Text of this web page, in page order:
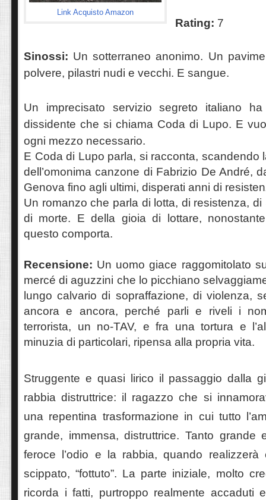
Link Acquisto Amazon
Rating: 7
Sinossi: Un sotterraneo anonimo. Un
polvere, pilastri nudi e vecchi. E sangue.
Un imprecisato servizio segreto italiano
dissidente che si chiama Coda di Lupo. E
ogni mezzo necessario.
E Coda di Lupo parla, si racconta, scandendo
dell’omonima canzone di Fabrizio De André,
Genova fino agli ultimi, disperati anni di
Un romanzo che parla di lotta, di resistenza,
di morte. E della gioia di lottare,
questo comporta.
Recensione: Un uomo giace raggomitolato
mercé di aguzzini che lo picchiano
lungo calvario di sopraffazione, di violenza,
ancora e ancora, perché parli e riveli i
terrorista, un no-TAV, e fra una tortura e
minuzia di particolari, ripensa alla propria vita.
Struggente e quasi lirico il passaggio dalla
rabbia distruttrice: il ragazzo che si
una repentina trasformazione in cui tutto
grande, immensa, distruttrice. Tanto grande
feroce l’odio e la rabbia, quando
scippato, “fottuto”. La parte iniziale, molto
ricorda i fatti, purtroppo realmente accaduti